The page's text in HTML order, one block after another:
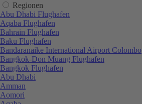
Regionen
Abu Dhabi Flughafen
Aqaba Flughafen
Bahrain Flughafen
Baku Flughafen
Bandaranaike International Airport Colombo
Bangkok-Don Muang Flughafen
Bangkok Flughafen
Abu Dhabi
Amman
Aomori